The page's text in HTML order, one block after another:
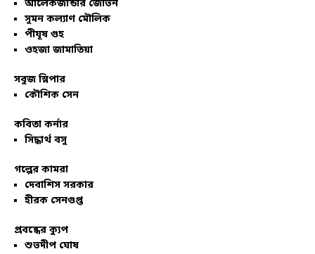
আলেকজান্ডার জেভিন
সুমন কল্যাণ মৌলিক
পীযূষ গুহ
ওহজা জামাতিয়া
সবুজ স্লিপার
কৌশিক সেন
কবিতা কর্নার
সিদ্ধার্থ বসু
গল্পের কামরা
দেবাশিস সরকার
হীরক সেনগুপ্ত
প্রবন্ধের ক্যুপ
শুভদীপ ঘোষ